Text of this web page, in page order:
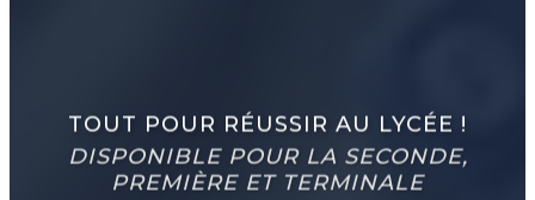
TOUT POUR RÉUSSIR AU LYCÉE !
DISPONIBLE POUR LA SECONDE,
PREMIÈRE ET TERMINALE